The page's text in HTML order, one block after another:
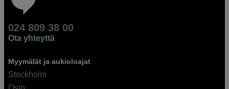
024 809 38 00
Ota yhteyttä
Myymälät ja aukioloajat
Stockholm